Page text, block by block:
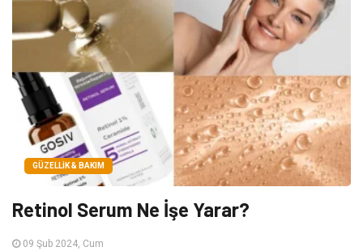
GÜZELLIK & BAKIM
Retinol Serum Ne İşe Yarar?
09 Şub 2024, Cum